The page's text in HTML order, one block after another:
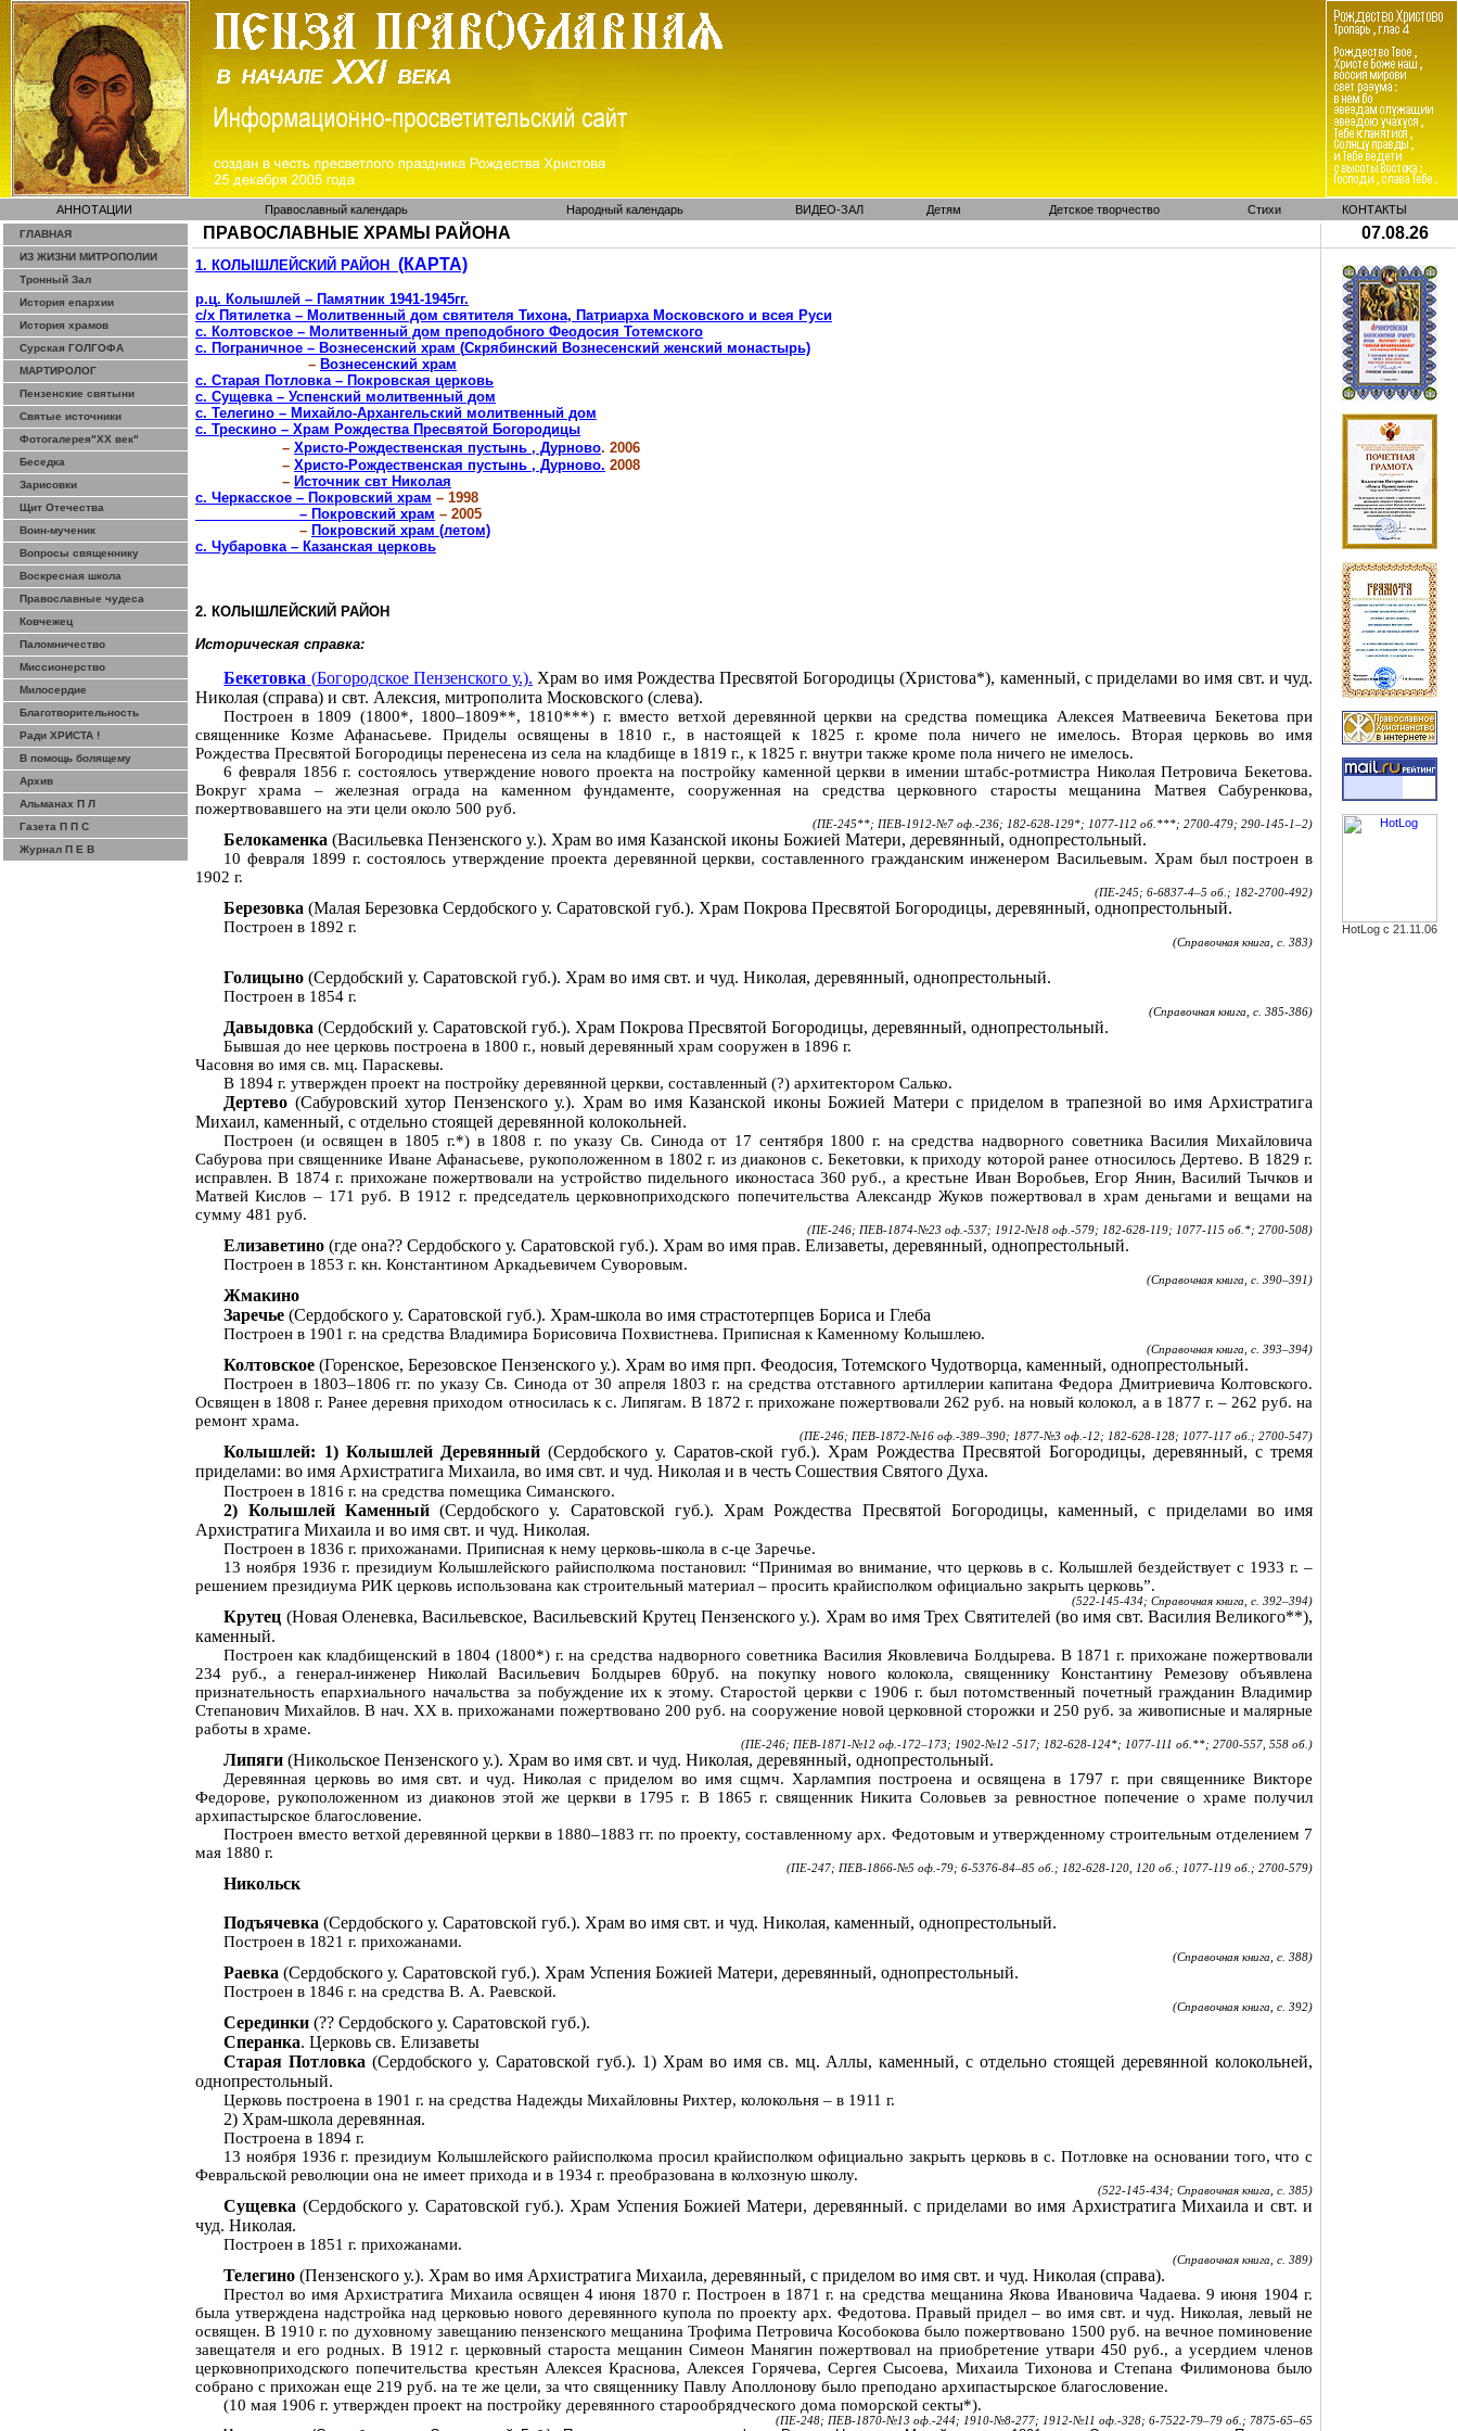
АННОТАЦИИ Православный календарь Народный календарь ВИДЕО-ЗАЛ Детям Детское творчество Стихи КОНТАКТЫ
ГЛАВНАЯ
ИЗ ЖИЗНИ МИТРОПОЛИИ
Тронный Зал
История епархии
История храмов
Сурская ГОЛГОФА
МАРТИРОЛОГ
Пензенские святыни
Святые источники
Фотогалерея"ХХ век"
Беседка
Зарисовки
Щит Отечества
Воин-мученик
Вопросы священнику
Воскресная школа
Православные чудеса
Ковчежец
Паломничество
Миссионерство
Милосердие
Благотворительность
Ради ХРИСТА !
В помощь болящему
Архив
Альманах П Л
Газета П П С
Журнал П Е В
ПРАВОСЛАВНЫЕ ХРАМЫ РАЙОНА 07.08.26
1. КОЛЫШЛЕЙСКИЙ РАЙОН (КАРТА)
р.ц. Колышлей – Памятник 1941-1945гг.
с/х Пятилетка – Молитвенный дом святителя Тихона, Патриарха Московского и всея Руси
с. Колтовское – Молитвенный дом преподобного Феодосия Тотемского
с. Пограничное – Вознесенский храм (Скрябинский Вознесенский женский монастырь)
– Вознесенский храм
с. Старая Потловка– Покровская церковь
с. Сущевка– Успенский молитвенный дом
с. Телегино – Михайло-Архангельский молитвенный дом
с. Трескино – Храм Рождества Пресвятой Богородицы
– Христо-Рождественская пустынь , Дурново. 2006
– Христо-Рождественская пустынь , Дурново. 2008
– Источник свт Николая
с. Черкасское – Покровский храм – 1998
– Покровский храм – 2005
– Покровский храм (летом)
с. Чубаровка– Казанская церковь
2. КОЛЫШЛЕЙСКИЙ РАЙОН
Историческая справка:
Бекетовка (БогородскоеПензенского у.). Храм во имя Рождества Пресвятой Богородицы (Христова*), каменный, с приделами во имя свт. и чуд.
Николая (справа) и свт. Алексия, митрополита Московского (слева).
Построен в 1809 (1800*, 1800–1809**, 1810***) г. вместо ветхой деревянной церкви на средства помещика Алексея Матвеевича Бекетова при
священнике Козме Афанасьеве. Приделы освящены в 1810 г., внастоящей к 1825 г. кроме пола ничего не имелось. Вторая церковь во имя
Рождества Пресвятой Богородицы перенесена из села на кладбище в 1819 г., к 1825 г. внутри также кроме пола ничего не имелось.
6 февраля 1856 г. состоялось утверждение нового проекта на постройку каменной церкви в имении штабс-ротмистра Николая Петровича Бекетова.
Вокруг храма – железная ограда на каменном фундаменте, сооруженная на средства церковного старосты мещанина Матвея Сабуренкова,
пожертвовавшего на эти цели около 500 руб.
(ПЕ-245**; ПЕВ-1912-№7 оф.-236; 182-628-129*; 1077-112 об .***; 2700-479; 290-145-1–2)
Белокаменка (Васильевка Пензенского у.). Храм во имя Казанской иконы Божией Матери, деревянный,однопрестольный.
10 февраля 1899 г. состоялось утверждение проекта деревянной церкви, составленного гражданским инженером Васильевым. Храм был построен в
1902 г.
(ПЕ-245; 6-6837-4–5 об .; 182-2700-492)
Березовка(Малая БерезовкаСердобского у.Саратовской губ.). Храм Покрова Пресвятой Богородицы, деревянный,однопрестольный.
Построен в 1892 г.
(Справочная книга, с. 383)
Голицыно(Сердобский у.Саратовской губ.). Храм во имя свт. и чуд. Николая, деревянный,однопрестольный.
Построен в 1854 г.
(Справочная книга, с. 385-386)
Давыдовка (Сердобский у.Саратовской губ.). Храм Покрова Пресвятой Богородицы, деревянный,однопрестольный.
Бывшая до нее церковь построена в 1800 г., новый деревянный храм сооружен в 1896 г.
Часовня во имя св. мц. Параскевы.
В 1894 г. утвержден проект на постройку деревянной церкви, составленный (?) архитекторомСалько.
Дертево (Сабуровский хутор Пензенскогоу.). Храм во имя Казанской иконы Божией Матери с приделом в трапезной во имя Архистратига
Михаил, каменный, с отдельно стоящей деревянной колокольней.
Построен (и освящен в 1805 г.*) в 1808 г. по указу Св. Синода от 17 сентября 1800 г. на средства надворного советника Василия Михайловича
Сабурова при священнике Иване Афанасьеве, рукоположенном в 1802 г. из диаконов с.Бекетовки, к приходу которой ранее относилось Дертево. В 1829 г.
исправлен. В 1874 г. прихожане пожертвовали на устройствопидельного иконостаса 360 руб., акрестьне Иван Воробьев, Егор Янин, Василий Тычкови
Матвей Кислов – 171 руб. В 1912 г. председатель церковноприходского попечительства Александр Жуков пожертвовал в храм деньгами и вещами на
сумму 481 руб.
(ПЕ-246; ПЕВ-1874-№23 оф.-537; 1912-№18 оф.-579; 182-628-119; 1077-115 об .*; 2700-508)
Елизаветино(где она?? Сердобского у. Саратовской губ.). Храм во имя прав. Елизаветы, деревянный,однопрестольный.
Построен в 1853 г. кн. Константином Аркадьевичем Суворовым.
(Справочная книга, с. 390–391)
Жмакино
Заречье(Сердобского у.Саратовской губ.). Храм-школа во имя страстотерпцев Бориса и Глеба
Построен в 1901 г. на средства Владимира Борисовича Похвистнева. Приписная к КаменномуКолышлею.
(Справочная книга, с. 393–394)
Колтовское (Горенское,Березовское Пензенского у.). Храм во имяпрп. Феодосия,Тотемского Чудотворца,каменный,однопрестольный.
Построен в 1803–1806 гг. по указу Св. Синода от 30 апреля 1803 г. на средства отставного артиллерии капитана Федора ДмитриевичаКолтовского.
Освящен в 1808 г. Ранее деревня приходом относилась к с. Липягам. В 1872 г. прихожане пожертвовали 262 руб. на новый колокол, а в 1877 г. – 262 руб. на
ремонт храма.
(ПЕ-246; ПЕВ-1872-№16 оф.-389–390; 1877-№3 оф.-12; 182-628-128; 1077-117 об .; 2700-547)
Колышлей: 1) Колышлей Деревянный (Сердобскогоу.Саратов-ской губ.). Храм Рождества Пресвятой Богородицы, деревянный, с тремя
приделами: во имя Архистратига Михаила, во имя свт. и чуд. Николая и в честь Сошествия Святого Духа.
Построен в 1816 г. на средства помещика Симанского.
2) Колышлей Каменный (Сердобского у. Саратовской губ.). Храм Рождества Пресвятой Богородицы, каменный, с приделами во имя
Архистратига Михаила и во имя свт. и чуд. Николая.
Построен в 1836 г. прихожанами. Приписная к нему церковь-школа вс-це Заречье.
13 ноября 1936 г. президиумКолышлейского райисполкома постановил: “Принимая во внимание, что церковь в с.Колышлей бездействует с 1933 г. –
решением президиума РИК церковь использована как строительный материал – просить крайисполком официально закрыть церковь”.
(522-145-434; Справочная книга, с. 392–394)
Крутец (Новая Оленевка, Васильевское, Васильевский Крутец Пензенского у.). Храм во имя Трех Святителей (во имя свт. Василия Великого**),
каменный.
Построен как кладбищенский в 1804 (1800*) г. на средства надворного советника Василия Яковлевича Болдырева. В 1871 г. прихожане пожертвовали
234 руб., а генерал-инженер Николай ВасильевичБолдырев 60руб. на покупку нового колокола, священнику Константину Ремезовуобъявлена
признательность епархиального начальства за побуждение их к этому. Старостой церкви с 1906 г. был потомственный почетный гражданин Владимир
Степанович Михайлов. В нач. ХХв.прихожанами пожертвовано 200 руб. на сооружение новой церковной сторожки и 250 руб. за живописные и малярные
работы в храме.
(ПЕ-246; ПЕВ-1871-№12 оф.-172–173; 1902-№12 -517; 182-628-124*; 1077-111 об .**; 2700-557, 558 об.)
Липяги (Никольское Пензенского у.). Храм во имя свт. и чуд. Николая, деревянный,однопрестольный.
Деревянная церковь во имя свт. и чуд. Николая с приделом во имясщмч. Харлампия построена и освящена в 1797 г. при священнике Викторе
Федорове, рукоположенном из диаконов этой же церкви в 1795 г. В 1865 г. священник Никита Соловьев за ревностное попечение о храме получил
архипастырское благословение.
Построен вместо ветхой деревянной церкви в 1880–1883 гг. по проекту, составленному арх. Федотовым и утвержденному строительным отделением 7
мая 1880 г.
(ПЕ-247; ПЕВ-1866-№5 оф.-79; 6-5376-84–85 об .; 182-628-120, 120 об.; 1077-119 об.; 2700-579)
Никольск
Подъячевка (Сердобского у.Саратовской губ.). Храм во имя свт. и чуд. Николая,каменный,однопрестольный.
Построен в 1821 г. прихожанами.
(Справочная книга, с. 388)
Раевка (Сердобского у.Саратовской губ.). Храм Успения Божией Матери, деревянный,однопрестольный.
Построен в 1846 г. на средства В. А. Раевской.
(Справочная книга, с. 392)
Серединки (??Сердобского у. Саратовской губ.).
Сперанка. Церковь св. Елизаветы
Старая Потловка (Сердобского у. Саратовской губ.). 1) Храм во имя св. мц. Аллы,каменный, с отдельно стоящей деревянной колокольней,
однопрестольный.
Церковь построена в 1901 г. на средства Надежды Михайловны Рихтер, колокольня – в 1911 г.
2) Храм-школа деревянная.
Построена в 1894 г.
13 ноября 1936 г. президиум Колышлейского райисполкома просил крайисполком официально закрыть церковьв с. Потловке на основании того, что с
Февральской революции она не имеет прихода и в 1934 г. преобразована в колхозную школу.
(522-145-434; Справочная книга, с. 385)
Сущевка (Сердобскогоу. Саратовской губ.). Храм Успения Божией Матери, деревянный. с приделами во имя Архистратига Михаила и свт. и
чуд. Николая.
Построен в 1851 г. прихожанами.
(Справочная книга, с. 389)
Телегино (Пензенского у.). Храм во имя Архистратига Михаила, деревянный, с приделом во имя свт. и чуд. Николая (справа).
Престол во имя Архистратига Михаила освящен 4 июня 1870 г. Построен в 1871 г. на средства мещанина Якова Ивановича Чадаева. 9 июня 1904 г.
была утверждена надстройка над церковью нового деревянного купола по проекту арх. Федотова. Правый придел – во имя свт. и чуд. Николая, левый не
освящен. В 1910 г. по духовному завещанию пензенского мещанина Трофима Петровича Кособокова было пожертвовано 1500 руб. на вечное поминовение
завещателя и его родных. В 1912 г. церковный староста мещанин Симеон Манягин пожертвовал на приобретение утвари 450 руб., а усердием членов
церковноприходского попечительства крестьян Алексея Краснова, Алексея Горячева, Сергея Сысоева, Михаила Тихонова и Степана Филимонова было
собрано с прихожан еще 219 руб. на те же цели, за что священнику Павлу Аполлонову было преподано архипастырское благословение.
(10 мая 1906 г. утвержден проект на постройку деревянного старообрядческого дома поморской секты*).
(ПЕ-248; ПЕВ-1870-№13 оф.-244; 1910-№8-277; 1912-№11 оф.-328; 6-7522-79–79 об.; 7875-65–65
HotLog с 21.11.06